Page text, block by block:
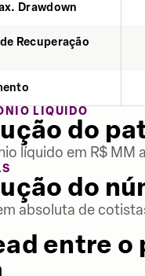
Drawdown
Recuperação
LÍQUIDO
do
líquido em R$
do
absoluta de
entre o